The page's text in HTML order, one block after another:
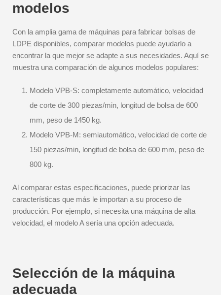
modelos
Con la amplia gama de máquinas para fabricar bolsas de
LDPE disponibles, comparar modelos puede ayudarlo a
encontrar la que mejor se adapte a sus necesidades. Aquí se
muestra una comparación de algunos modelos populares:
Modelo VPB-S: completamente automático, velocidad
de corte de 300 piezas/min, longitud de bolsa de 600
mm, peso de 1450 kg.
Modelo VPB-M: semiautomático, velocidad de corte de
150 piezas/min, longitud de bolsa de 600 mm, peso de
800 kg.
Al comparar estas especificaciones, puede priorizar las
características que más le importan a su proceso de
producción. Por ejemplo, si necesita una máquina de alta
velocidad, el modelo A sería una opción adecuada.
Selección de la máquina
adecuada